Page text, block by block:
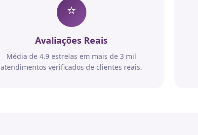
⭐
Avaliações Reais
Média de 4.9 estrelas em mais de 3 mil
atendimentos verificados de clientes reais.